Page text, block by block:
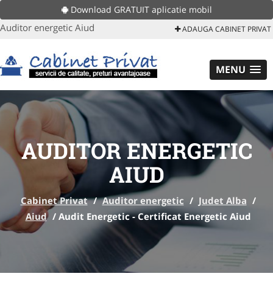
Download GRATUIT aplicatie mobil
Auditor energetic Aiud ADAUGA CABINET PRIVAT
MENU
AUDITOR ENERGETIC
AIUD
Cabinet Privat / Auditor energetic / Judet Alba /
Aiud / Audit Energetic - Certificat Energetic Aiud